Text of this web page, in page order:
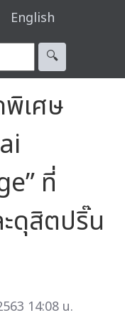
English
🔍︎
เศษ
ที่
ดุสิตปริ๊น
14:08 น.